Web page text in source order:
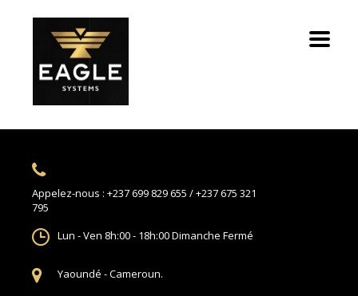
Appelez-nous : +237 699 829 655 / +237 675 321
795
Lun - Ven 8h:00 - 18h:00Dimanche Fermé
Yaoundé -Cameroun.